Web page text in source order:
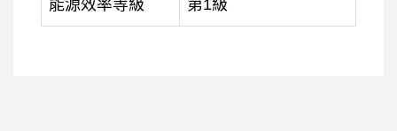
能源效率等級 第1級